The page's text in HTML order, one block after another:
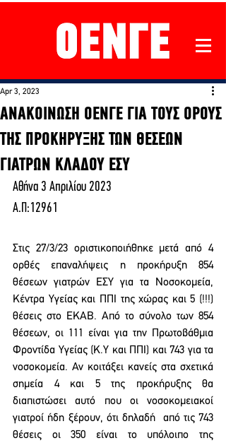
ΑΝΑΚΟΙΝΩΣΗ ΟΕΝΓΕ ΓΙΑ ΤΟΥΣ ΟΡΟΥΣ
ΤΗΣ ΠΡΟΚΗΡΥΞΗΣ ΤΩΝ ΘΕΣΕΩΝ
ΓΙΑΤΡΩΝ ΚΛΑΔΟΥ ΕΣΥ
Apr 3, 2023
Αθήνα 3 Απριλίου 2023
Α.Π:12961
Στις 27/3/23 οριστικοποιήθηκε μετά από 4
ορθές επαναλήψεις η προκήρυξη 854
θέσεων γιατρών ΕΣΥ για τα Νοσοκομεία,
Κέντρα Υγείας και ΠΠΙ της χώρας και 5 (!!!)
θέσεις στο ΕΚΑΒ. Από το σύνολο των 854
θέσεων, οι 111 είναι για την Πρωτοβάθμια
Φροντίδα Υγείας (Κ.Υ και ΠΠΙ) και 743 για τα
νοσοκομεία. Αν κοιτάξει κανείς στα σχετικά
σημεία 4 και 5 της προκήρυξης θα
διαπιστώσει αυτό που οι νοσοκομειακοί
γιατροί ήδη ξέρουν, ότι δηλαδή  από τις 743
θέσεις οι 350 είναι το υπόλοιπο της